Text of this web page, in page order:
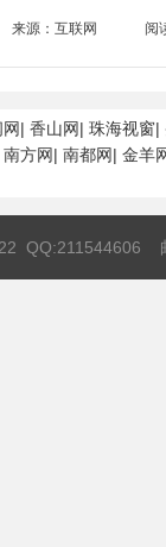
来源：互联网 阅
| 香山网| 珠海视窗|
南方网| 南都网| 金羊
QQ:211544606